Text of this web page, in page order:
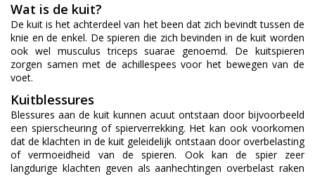
Wat is de kuit?
De kuit is het achterdeel van het been dat zich bevindt tussen de
knie en de enkel. De spieren die zich bevinden in de kuit worden
ook wel musculus triceps suarae genoemd. De kuitspieren
zorgen samen met de achillespees voor het bewegen van de
voet.
Kuitblessures
Blessures aan de kuit kunnen acuut ontstaan door bijvoorbeeld
een spierscheuring of spierverrekking. Het kan ook voorkomen
dat de klachten in de kuit geleidelijk ontstaan door overbelasting
of vermoeidheid van de spieren. Ook kan de spier zeer
langdurige klachten geven als aanhechtingen overbelast raken